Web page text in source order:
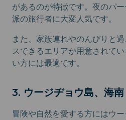
があるのが特徴です。夜のパ
派の旅行者に大変人気です。
また、家族連れやのんびりと
スできるエリアが用意されて
い方には最適です。
3. ウージヂョウ島、海南
冒険や自然を愛する方にはウ